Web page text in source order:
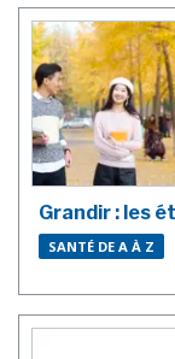
Grandir : les
SANTÉ DE A À Z